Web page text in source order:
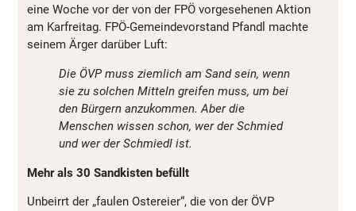
eine Woche vor der von der FPÖ vorgesehenen Aktion
am Karfreitag. FPÖ-Gemeindevorstand Pfandl machte
seinem Ärger darüber Luft:
Die ÖVP muss ziemlich am Sand sein, wenn
sie zu solchen Mitteln greifen muss, um bei
den Bürgern anzukommen. Aber die
Menschen wissen schon, wer der Schmied
und wer der Schmiedl ist.
Mehr als 30 Sandkisten befüllt
Unbeirrt der „faulen Ostereier“, die von der ÖVP